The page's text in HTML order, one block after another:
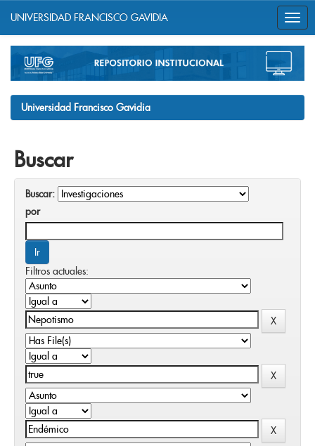
navigation
UNIVERSIDAD FRANCISCO GAVIDIA
Universidad Francisco Gavidia
Buscar
Buscar:
por
Filtros actuales: